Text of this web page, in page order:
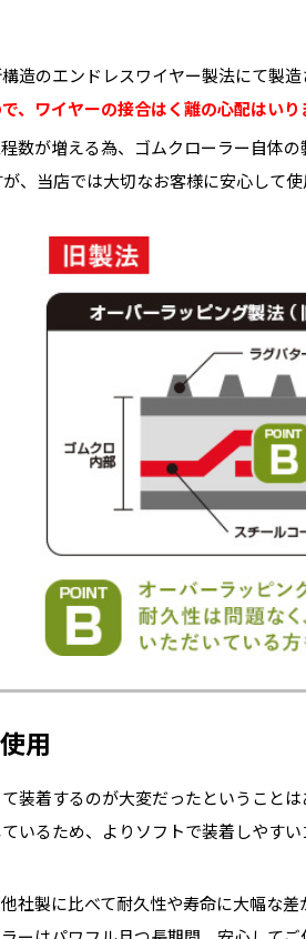
造のエンドレスワイヤー製法にて製
、ワイヤーの接合はく離の心配はいり
数が増える為、ゴムクローラー自体
、当店では大切なお客様に安心して
用
装着するのが大変だったということ
いるため、よりソフトで装着しやす
社製に比べて耐久性や寿命に大幅な